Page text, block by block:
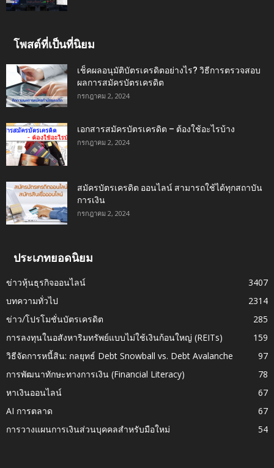
โพสต์ที่เป็นที่นิยม
เช็คผลอนุมัติบัตรเครดิตอย่างไร? วิธีการตรวจสอบ
ผลการสมัครบัตรเครดิต
กรกฎาคม 2, 2024
เอกสารสมัครบัตรเครดิต – ต้องใช้อะไรบ้าง
กรกฎาคม 2, 2024
สมัครบัตรเครดิต ออนไลน์ สามารถใช้ได้ทุกสถาบัน
การเงิน
กรกฎาคม 2, 2024
ประเภทยอดนิยม
ข่าวหุ้นธุรกิจออนไลน์
3407
บทความทั่วไป
2314
ข่าว/โปรโมชั่นบัตรเครดิต
285
การลงทุนในอสังหาริมทรัพย์แบบไม่ใช้เงินก้อนใหญ่ (REITs)
159
วิธีจัดการหนี้สิน: กลยุทธ์ Debt Snowball vs. Debt Avalanche
97
การพัฒนาทักษะทางการเงิน (Financial Literacy)
78
หาเงินออนไลน์
67
AI การตลาด
67
การวางแผนการเงินส่วนบุคคลสำหรับมือใหม่
54